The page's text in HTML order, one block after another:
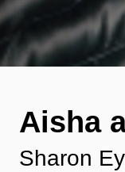
Aisha
Sharon